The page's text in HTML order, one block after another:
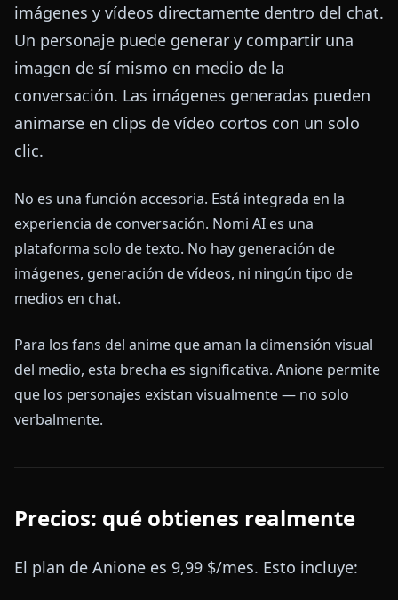
imágenes y vídeos directamente dentro del chat.
Un personaje puede generar y compartir una
imagen de sí mismo en medio de la
conversación. Las imágenes generadas pueden
animarse en clips de vídeo cortos con un solo
clic.
No es una función accesoria. Está integrada en la
experiencia de conversación. Nomi AI es una
plataforma solo de texto. No hay generación de
imágenes, generación de vídeos, ni ningún tipo de
medios en chat.
Para los fans del anime que aman la dimensión visual
del medio, esta brecha es significativa. Anione permite
que los personajes existan visualmente — no solo
verbalmente.
Precios: qué obtienes realmente
El plan de Anione es 9,99 $/mes. Esto incluye: